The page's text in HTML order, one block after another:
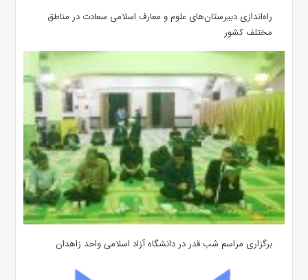
‌راه‌اندازی دبیرستان‌های علوم و معارف اسلامی سعادت در مناطق
مختلف کشور
برگزاری مراسم شب قدر در دانشگاه آزاد اسلامی واحد زاهدان